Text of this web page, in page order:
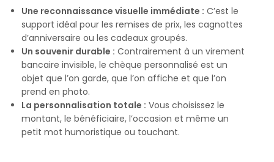
Une reconnaissance visuelle immédiate : C’est le
support idéal pour les remises de prix, les cagnottes
d’anniversaire ou les cadeaux groupés.
Un souvenir durable : Contrairement à un virement
bancaire invisible, le chèque personnalisé est un
objet que l’on garde, que l’on affiche et que l’on
prend en photo.
La personnalisation totale : Vous choisissez le
montant, le bénéficiaire, l’occasion et même un
petit mot humoristique ou touchant.